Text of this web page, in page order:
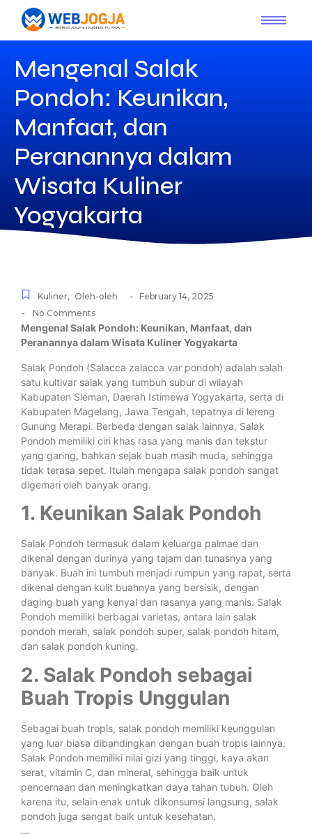
Mengenal Salak
Pondoh: Keunikan,
Manfaat, dan
Peranannya dalam
Wisata Kuliner
Yogyakarta
Kuliner, Oleh-oleh - February 14, 2025
- No Comments
Mengenal Salak Pondoh: Keunikan, Manfaat, dan
Peranannya dalam Wisata Kuliner Yogyakarta
Salak Pondoh (Salacca zalacca var pondoh) adalah salah
satu kultivar salak yang tumbuh subur di wilayah
Kabupaten Sleman, Daerah Istimewa Yogyakarta, serta di
Kabupaten Magelang, Jawa Tengah, tepatnya di lereng
Gunung Merapi. Berbeda dengan salak lainnya, Salak
Pondoh memiliki ciri khas rasa yang manis dan tekstur
yang garing, bahkan sejak buah masih muda, sehingga
tidak terasa sepet. Itulah mengapa salak pondoh sangat
digemari oleh banyak orang.
1. Keunikan Salak Pondoh
Salak Pondoh termasuk dalam keluarga palmae dan
dikenal dengan durinya yang tajam dan tunasnya yang
banyak. Buah ini tumbuh menjadi rumpun yang rapat, serta
dikenal dengan kulit buahnya yang bersisik, dengan
daging buah yang kenyal dan rasanya yang manis. Salak
Pondoh memiliki berbagai varietas, antara lain salak
pondoh merah, salak pondoh super, salak pondoh hitam,
dan salak pondoh kuning.
2. Salak Pondoh sebagai
Buah Tropis Unggulan
Sebagai buah tropis, salak pondoh memiliki keunggulan
yang luar biasa dibandingkan dengan buah tropis lainnya.
Salak Pondoh memiliki nilai gizi yang tinggi, kaya akan
serat, vitamin C, dan mineral, sehingga baik untuk
pencernaan dan meningkatkan daya tahan tubuh. Oleh
karena itu, selain enak untuk dikonsumsi langsung, salak
pondoh juga sangat baik untuk kesehatan.